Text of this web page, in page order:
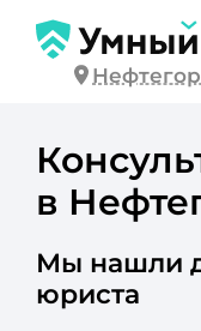
в
Мы нашли
юриста